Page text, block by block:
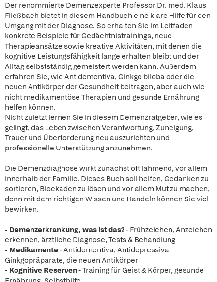
Der renommierte Demenzexperte Professor Dr. med. Klaus
Fließbach bietet in diesem Handbuch eine klare Hilfe für den
Umgang mit der Diagnose. So erhalten Sie im Leitfaden
konkrete Beispiele für Gedächtnistrainings, neue
Therapieansätze sowie kreative Aktivitäten, mit denen die
kognitive Leistungsfähigkeit lange erhalten bleibt und der
Alltag selbstständig gemeistert werden kann. Außerdem
erfahren Sie, wie Antidementiva, Ginkgo biloba oder die
neuen Antikörper der Gesundheit beitragen, aber auch wie
nicht medikamentöse Therapien und gesunde Ernährung
helfen können.
Nicht zuletzt lernen Sie in diesem Demenzratgeber, wie es
gelingt, das Leben zwischen Verantwortung, Zuneigung,
Trauer und Überforderung neu auszurichten und
professionelle Unterstützung anzunehmen.
Die Demenzdiagnose wirkt zunächst oft lähmend, vor allem
innerhalb der Familie. Dieses Buch soll helfen, Gedanken zu
sortieren, Blockaden zu lösen und vor allem Mut zu machen,
denn mit dem richtigen Wissen und Handeln können Sie viel
bewirken.
- Demenzerkrankung, was ist das?- Frühzeichen, Anzeichen
erkennen, ärztliche Diagnose, Tests & Behandlung
- Medikamente- Antidementiva, Antidepressiva,
Ginkgopräparate, die neuen Antikörper
- Kognitive Reserven- Training für Geist & Körper, gesunde